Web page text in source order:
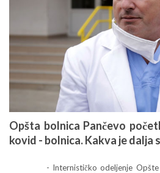
Opšta bolnica Pančevo
kovid - bolnica. Kakva je dalja
- Internističko odeljenje Opšte